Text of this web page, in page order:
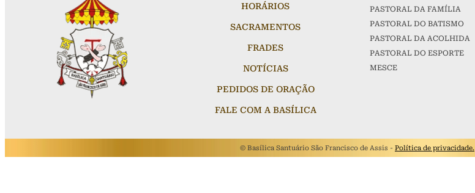
HORÁRIOS
SACRAMENTOS
FRADES
NOTÍCIAS
PEDIDOS DE ORAÇÃO
FALE COM A BASÍLICA
PASTORAL DA FAMÍLIA
PASTORAL DO BATISMO
PASTORAL DA ACOLHIDA
PASTORAL DO ESPORTE
MESCE
© Basílica Santuário São Francisco de Assis - Política de privacidade.